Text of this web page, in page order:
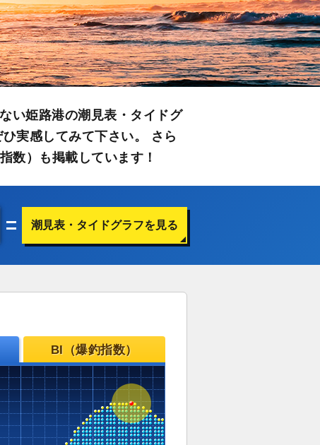
い姫路港の潮見表・タイドグ
実感してみて下さい。 さら
数）も掲載しています！
潮見表・タイドグラフを見る
BI（爆釣指数）